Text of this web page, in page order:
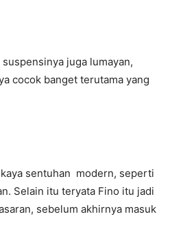
juga lumayan,
cocok banget terutama yang
sentuhan modern, seperti
Selain itu teryata Fino itu jadi
sebelum akhirnya masuk